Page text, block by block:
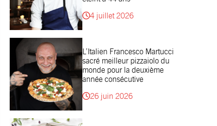
4 juillet 2026
L’Italien Francesco Martucci
sacré meilleur pizzaiolo du
monde pour la deuxième
année consécutive
26 juin 2026